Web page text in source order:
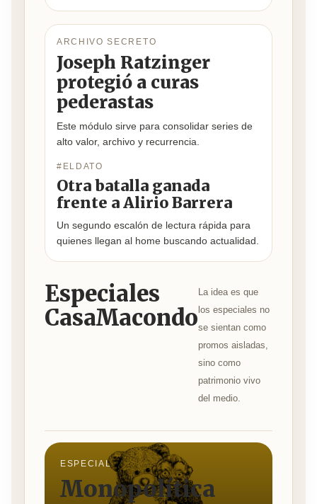
ARCHIVO SECRETO
Joseph Ratzinger
protegió a curas
pederastas
Este módulo sirve para consolidar series de
alto valor, archivo y recurrencia.
#ELDATO
Otra batalla ganada
frente a Alirio Barrera
Un segundo escalón de lectura rápida para
quienes llegan al home buscando actualidad.
Especiales
CasaMacondo
La idea es que
los especiales no
se sientan como
promos aisladas,
sino como
patrimonio vivo
del medio.
ESPECIAL
Monopolítica